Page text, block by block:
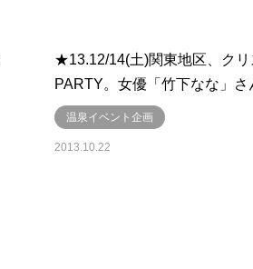
★13.12/14(土)関東地区、クリ
PARTY。女優「竹下なな」
温泉イベント企画
2013.10.22